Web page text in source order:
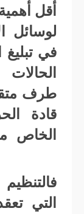
أقل
لوسائل
في
طرف
قادة
الخاص
التي